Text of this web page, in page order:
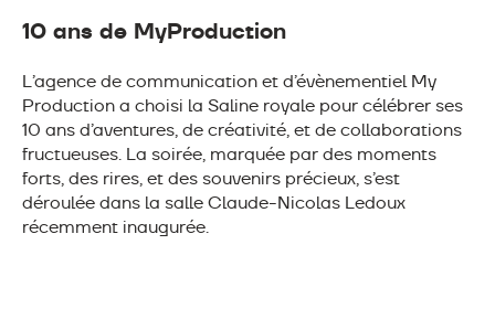
10 ans de MyProduction
L’agence de communication et d’évènementiel My
Production a choisi la Saline royale pour célébrer ses
10 ans d’aventures, de créativité, et de collaborations
fructueuses. La soirée, marquée par des moments
forts, des rires, et des souvenirs précieux, s’est
déroulée dans la salle Claude-Nicolas Ledoux
récemment inaugurée.